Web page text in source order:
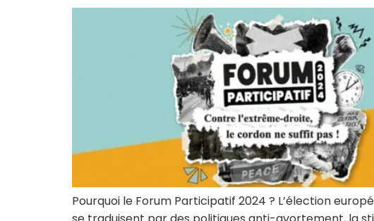
Pourquoi le Forum Participatif 2024 ? L’élection